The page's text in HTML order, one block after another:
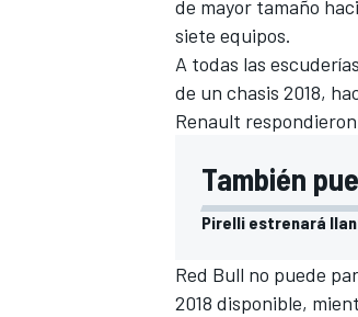
de mayor tamaño
siete equipos.
A todas las
de un chasis 2018,
Renault
También
Pirelli estrenará
Red Bull no puede
2018 disponible,